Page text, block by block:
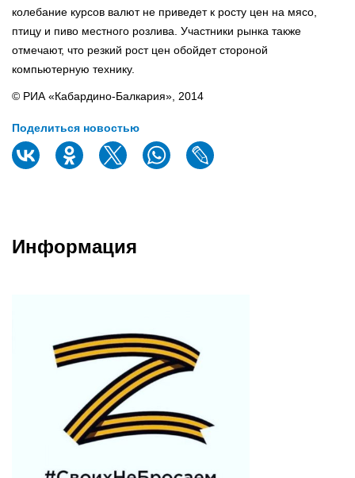
колебание курсов валют не приведет к росту цен на мясо,
птицу и пиво местного розлива. Участники рынка также
отмечают, что резкий рост цен обойдет стороной
компьютерную технику.
© РИА «Кабардино-Балкария», 2014
Поделиться новостью
Информация